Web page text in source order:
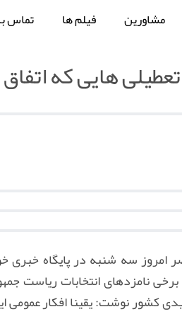
مشاورین فیلم ها تماس
هایی که
سه شنبه در پایگاه خبری
نامزدهای انتخابات ریاست
کشور نوشت: یقینا افکار عمومی